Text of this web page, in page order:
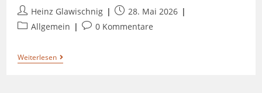
Heinz Glawischnig
28. Mai 2026
Allgemein
0 Kommentare
Weiterlesen